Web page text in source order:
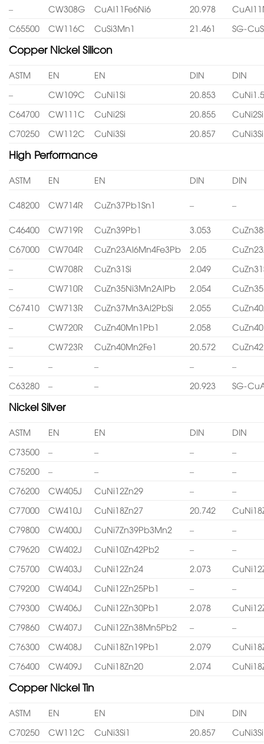
–
CW308G CuAl11Fe6Ni6 20.978
C65500
CW116C CuSi3Mn1 21.461 SG-
Copper Nickel Silicon
ASTM EN EN DIN
DIN
–
CW109C CuNi1Si 20.853
C64700
CW111C CuNi2Si 20.855
CuNi2Si
C70250
CW112C CuNi3Si 20.857 CuNi3Si
High Performance
ASTM EN EN DIN DIN
C48200 CW714R CuZn37Pb1Sn1 – –
C46400 CW719R CuZn39Pb1 3.053
C67000
CW704R CuZn23Al6Mn4Fe3Pb 2.05
–
CW708R CuZn31Si 2.049
–
CW710R CuZn35Ni3Mn2AlPb 2.054
C67410
CW713R CuZn37Mn3Al2PbSi 2.055
–
CW720R CuZn40Mn1Pb1 2.058
–
CW723R CuZn40Mn2Fe1 20.572
–
– – –
–
C63280
– – 20.923 SG-
Nickel Silver
ASTM EN EN DIN
DIN
C73500
– – –
–
C75200
– – –
–
C76200
CW405J CuNi12Zn29 –
–
C77000
CW410J CuNi18Zn27 20.742
C79800
CW400J CuNi7Zn39Pb3Mn2 –
–
C79620
CW402J CuNi10Zn42Pb2 –
–
C75700
CW403J CuNi12Zn24 2.073
C79200
CW404J CuNi12Zn25Pb1 –
–
C79300
CW406J CuNi12Zn30Pb1 2.078
C79860
CW407J CuNi12Zn38Mn5Pb2 –
–
C76300
CW408J CuNi18Zn19Pb1 2.079
C76400
CW409J CuNi18Zn20 2.074
Copper Nickel Tin
ASTM EN EN DIN
DIN
C70250
CW112C CuNi3Si1 20.857
CuNi3Si